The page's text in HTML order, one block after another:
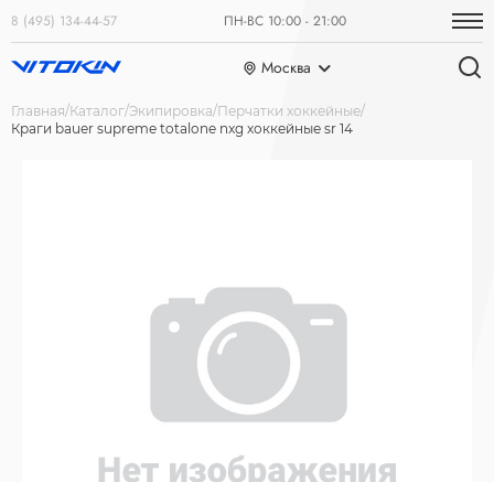
8 (495) 134-44-57 ПН-ВС 10:00 - 21:00
Москва
Главная Каталог Экипировка Перчатки хоккейные
Краги bauer supreme totalone nxg хоккейные sr 14